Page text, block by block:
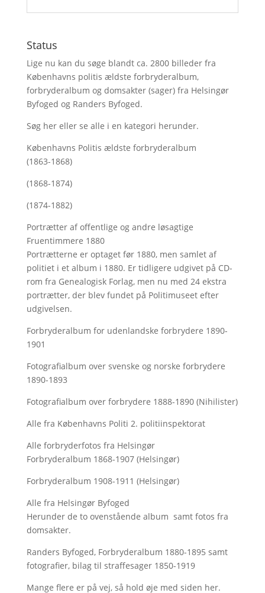
Status
Lige nu kan du søge blandt ca. 2800 billeder fra
Københavns politis ældste forbryderalbum,
forbryderalbum og domsakter (sager) fra Helsingør
Byfoged og Randers Byfoged.
Søg hereller se alle i en kategori herunder.
Københavns Politis ældste forbryderalbum
(1863-1868)
(1868-1874)
(1874-1882)
Portrætter af offentlige og andre løsagtige
Fruentimmere 1880
Portrætterne er optaget før 1880, men samlet af
politiet i et album i 1880. Er tidligere udgivet på CD-
rom fra Genealogisk Forlag, men nu med 24 ekstra
portrætter, der blev fundet på Politimuseet efter
udgivelsen.
Forbryderalbum for udenlandske forbrydere 1890-
1901
Fotografialbum over svenske og norske forbrydere
1890-1893
Fotografialbum over forbrydere 1888-1890 (Nihilister)
Alle fra Københavns Politi 2. politiinspektorat
Alle forbryderfotos fra Helsingør
Forbryderalbum 1868-1907 (Helsingør)
Forbryderalbum 1908-1911 (Helsingør)
Alle fra Helsingør Byfoged
Herunder de to ovenstående album samt fotos fra
domsakter.
Randers Byfoged, Forbryderalbum 1880-1895 samt
fotografier, bilag til straffesager 1850-1919
Mange flere er på vej, så hold øje med siden her.